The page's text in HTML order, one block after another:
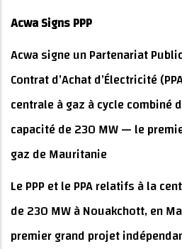
Acwa Signs PPP
Acwa signe un Partenariat
Contrat d’Achat d’Électricité
centrale à gaz à cycle combiné
capacité de 230 MW — le
gaz de Mauritanie
Le PPP et le PPA relatifs à la
de 230 MW à Nouakchott, en
premier grand projet